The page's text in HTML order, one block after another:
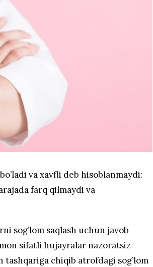
va xavfli deb hisoblanmaydi:
farq qilmaydi va
sog’lom saqlash uchun javob
sifatli hujayralar nazoratsiz
tashqariga chiqib atrofdagi sog’lom